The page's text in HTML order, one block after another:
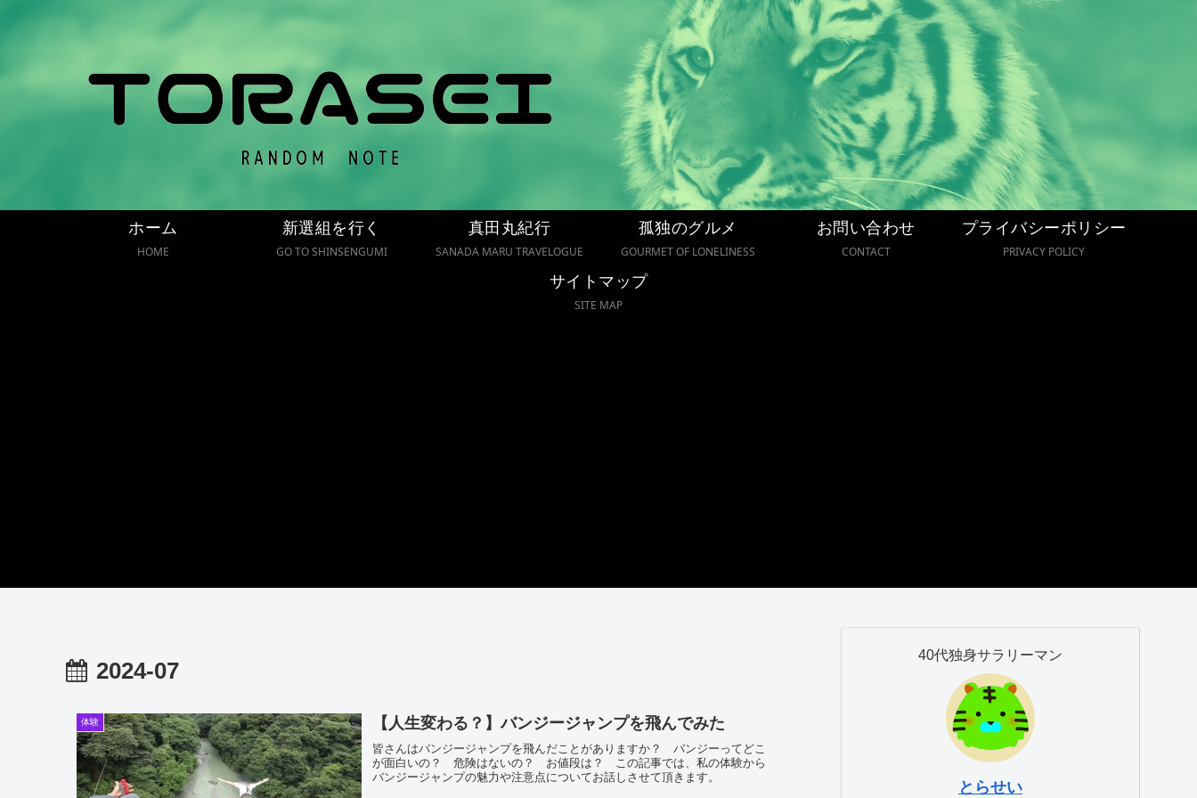
ホーム
HOME
新選組を行く
GO TO SHINSENGUMI
真田丸紀行
SANADA MARU TRAVELOGUE
孤独のグルメ
GOURMET OF LONELINESS
お問い合わせ
CONTACT
プライバシーポリシー
PRIVACY POLICY
サイトマップ
SITE MAP
2024-07
体験 【人生変わる？】バンジージャンプを飛んでみた
皆さんはバンジージャンプを飛んだことがありますか？ バンジーってどこ
が面白いの？ 危険はないの？ お値段は？ この記事では、私の体験から
バンジージャンプの魅力や注意点についてお話しさせて頂きます。
40代独身サラリーマン
とらせい